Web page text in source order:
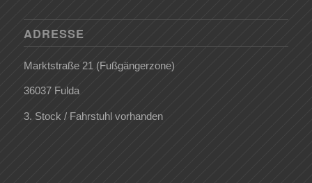
ADRESSE
Marktstraße 21 (Fußgängerzone)
36037 Fulda
3. Stock / Fahrstuhl vorhanden